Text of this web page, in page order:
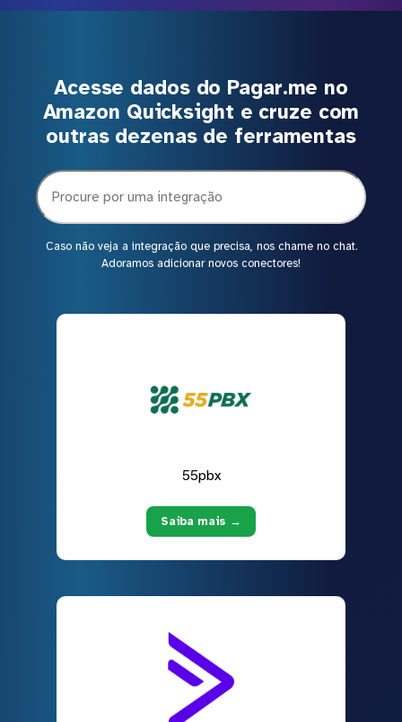
Acesse dados do Pagar.me no
Amazon Quicksight e cruze com
outras dezenas de ferramentas
Caso não veja a integração que precisa, nos chame no chat.
Adoramos adicionar novos conectores!
55pbx
Saiba mais →